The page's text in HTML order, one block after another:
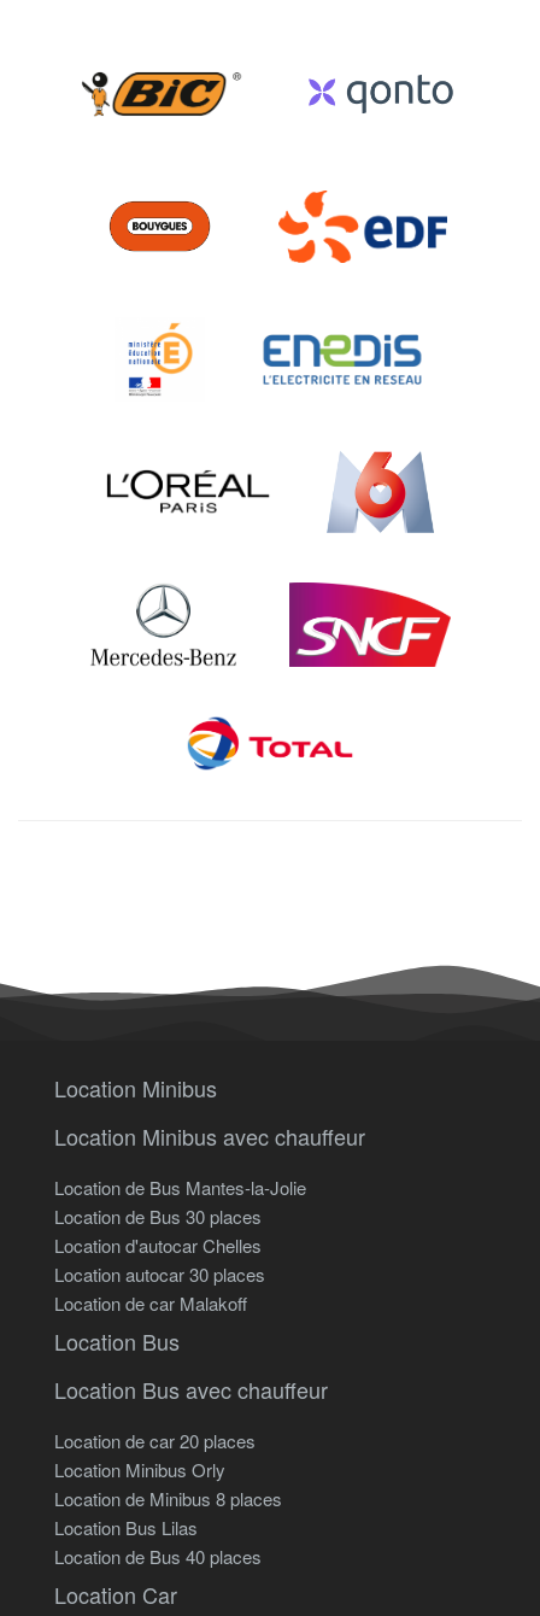
Location Minibus
Location Minibus avec chauffeur
Location de Bus Mantes-la-Jolie
Location de Bus 30 places
Location d'autocar Chelles
Location autocar 30 places
Location de car Malakoff
Location Bus
Location Bus avec chauffeur
Location de car 20 places
Location Minibus Orly
Location de Minibus 8 places
Location Bus Lilas
Location de Bus 40 places
Location Car